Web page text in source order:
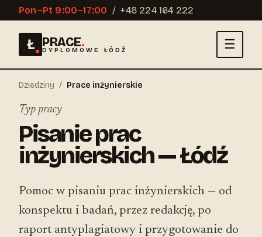
Pon–Pt 9:00–17:00 /+48 224 164 222
Ł PRACE.
DYPLOMOWE ŁÓDŹ ☰
Dziedziny / Prace inżynierskie
Typ pracy
Pisanie prac
inżynierskich — Łódź
Pomoc w pisaniu prac inżynierskich — od
konspektu i badań, przez redakcję, po
raport antyplagiatowy i przygotowanie do